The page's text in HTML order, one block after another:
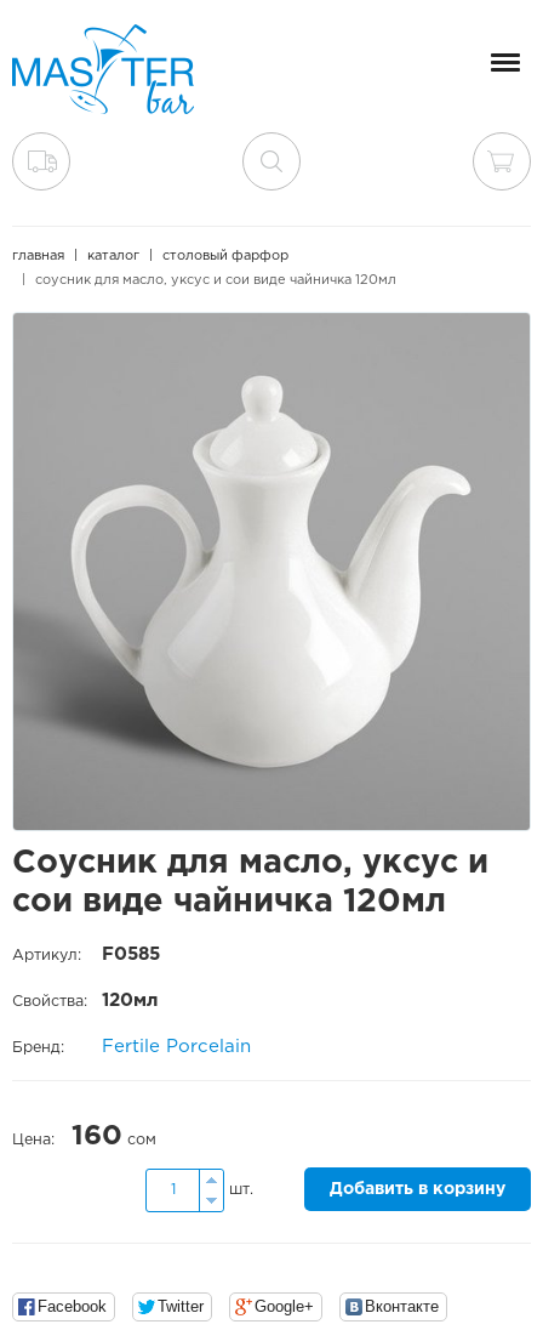
главная каталог
столовый фарфор
соусник для масло, уксус и сои виде чайничка 120мл
Соусник для масло, уксус и
сои виде чайничка 120мл
Артикул: F0585
Свойства: 120мл
Бренд: Fertile Porcelain
Цена: 160 сом
шт. Добавить в корзину
Facebook Twitter Google+ Вконтакте